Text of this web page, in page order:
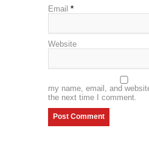
Email *
Website
my name, email, and
the next time I comment.